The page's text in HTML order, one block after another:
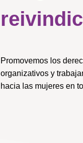
Promovemos los
organizativos y
hacia las mujeres en